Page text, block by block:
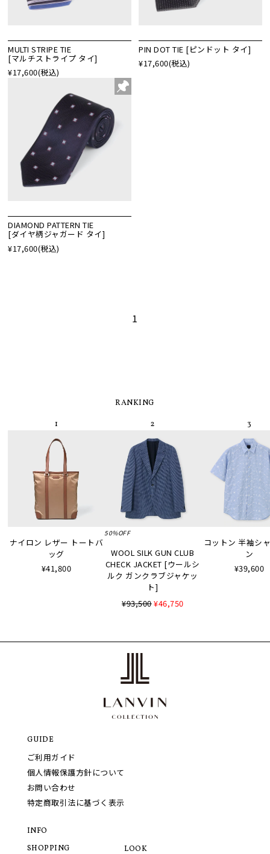
MULTI STRIPE TIE
[マルチストライプ タイ]
¥17,600(税込)
PIN DOT TIE [ピンドット タイ]
¥17,600(税込)
DIAMOND PATTERN TIE
[ダイヤ柄ジャガード タイ]
¥17,600(税込)
1
RANKING
ナイロン レザー トートバ
ッグ
¥41,800
50%OFF
WOOL SILK GUN CLUB
CHECK JACKET [ウールシ
ルク ガンクラブジャケッ
ト]
¥93,500¥46,750
コットン 半袖シ
ン
¥39,600
GUIDE
ご利用ガイド
個人情報保護方針について
お問い合わせ
特定商取引法に基づく表示
INFO
SHOPPING
LOOK